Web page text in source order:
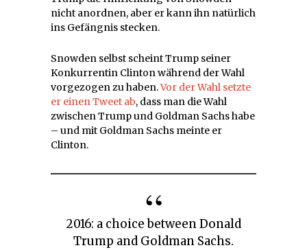
nicht anordnen, aber er kann ihn natürlich
ins Gefängnis stecken.
Snowden selbst scheint Trump seiner
Konkurrentin Clinton während der Wahl
vorgezogen zu haben.Vor der Wahl setzte
er einen Tweet ab, dass man die Wahl
zwischen Trump und Goldman Sachs habe
– und mit Goldman Sachs meinte er
Clinton.
2016: a choice between Donald
Trump and Goldman Sachs.